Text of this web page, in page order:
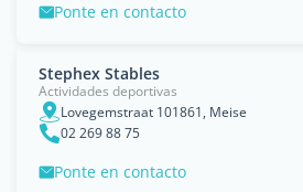
Ponte en contacto
Stephex Stables
Actividades deportivas
Lovegemstraat 101861, Meise
02 269 88 75
Ponte en contacto